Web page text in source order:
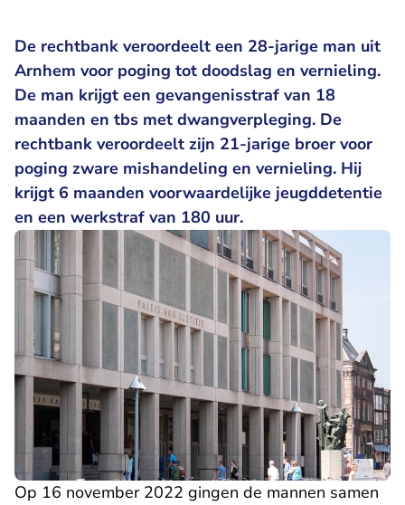
De rechtbank veroordeelt een 28-jarige man uit
Arnhem voor poging tot doodslag en vernieling.
De man krijgt een gevangenisstraf van 18
maanden en tbs met dwangverpleging. De
rechtbank veroordeelt zijn 21-jarige broer voor
poging zware mishandeling en vernieling. Hij
krijgt 6 maanden voorwaardelijke jeugddetentie
en een werkstraf van 180 uur.
Op 16 november 2022 gingen de mannen samen